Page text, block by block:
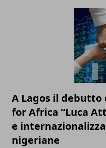
A Lagos il debutto
for Africa “Luca
e
nigeriane